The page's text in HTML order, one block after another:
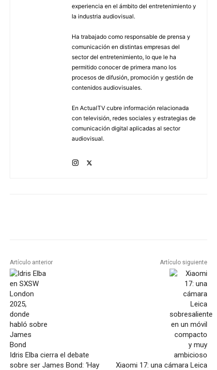
experiencia en el ámbito del entretenimiento y
la industria audiovisual.
Ha trabajado como responsable de prensa y
comunicación en distintas empresas del
sector del entretenimiento, lo que le ha
permitido conocer de primera mano los
procesos de difusión, promoción y gestión de
contenidos audiovisuales.
En ActualTV cubre información relacionada
con televisión, redes sociales y estrategias de
comunicación digital aplicadas al sector
audiovisual.
Artículo anterior
Idris Elba cierra el debate
sobre ser James Bond: ‘Hay
Artículo siguiente
Xiaomi 17: una cámara Leica